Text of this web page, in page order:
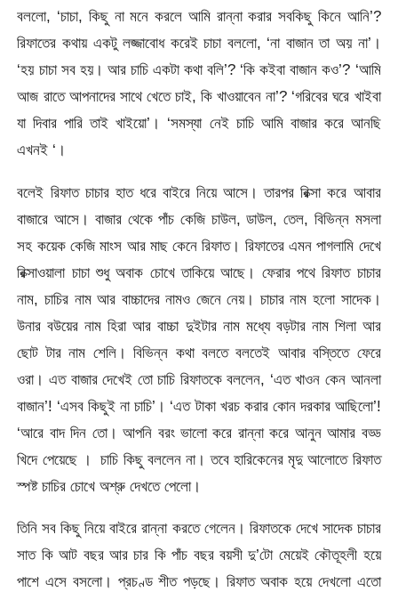
বললো, ‘চাচা, কিছু না মনে করলে আমি রান্না করার সবকিছু কিনে আনি’?
রিফাতের কথায় একটু লজ্জাবোধ করেই চাচা বললো, ‘না বাজান তা অয় না’।
‘হয় চাচা সব হয়। আর চাচি একটা কথা বলি’? ‘কি কইবা বাজান কও’? ‘আমি
আজ রাতে আপনাদের সাথে খেতে চাই, কি খাওয়াবেন না’? ‘গরিবের ঘরে খাইবা
যা দিবার পারি তাই খাইয়ো’। ‘সমস্যা নেই চাচি আমি বাজার করে আনছি
এখনই ‘।
বলেই রিফাত চাচার হাত ধরে বাইরে নিয়ে আসে। তারপর রিক্সা করে আবার
বাজারে আসে। বাজার থেকে পাঁচ কেজি চাউল, ডাউল, তেল, বিভিন্ন মসলা
সহ কয়েক কেজি মাংস আর মাছ কেনে রিফাত। রিফাতের এমন পাগলামি দেখে
রিক্সাওয়ালা চাচা শুধু অবাক চোখে তাকিয়ে আছে। ফেরার পথে রিফাত চাচার
নাম, চাচির নাম আর বাচ্চাদের নামও জেনে নেয়। চাচার নাম হলো সাদেক।
উনার বউয়ের নাম হিরা আর বাচ্চা দুইটার নাম মধ্যে বড়টার নাম শিলা আর
ছোট টার নাম শেলি। বিভিন্ন কথা বলতে বলতেই আবার বস্তিতে ফেরে
ওরা। এত বাজার দেখেই তো চাচি রিফাতকে বললেন, ‘এত খাওন কেন আনলা
বাজান’! ‘এসব কিছুই না চাচি’। ‘এত টাকা খরচ করার কোন দরকার আছিলো’!
‘আরে বাদ দিন তো। আপনি বরং ভালো করে রান্না করে আনুন আমার বড্ড
খিদে পেয়েছে । চাচি কিছু বললেন না। তবে হারিকেনের মৃদু আলোতে রিফাত
স্পষ্ট চাচির চোখে অশ্রু দেখতে পেলো।
তিনি সব কিছু নিয়ে বাইরে রান্না করতে গেলেন। রিফাতকে দেখে সাদেক চাচার
সাত কি আট বছর আর চার কি পাঁচ বছর বয়সী দু’টো মেয়েই কৌতূহলী হয়ে
পাশে এসে বসলো। প্রচণ্ড শীত পড়ছে। রিফাত অবাক হয়ে দেখলো এতো